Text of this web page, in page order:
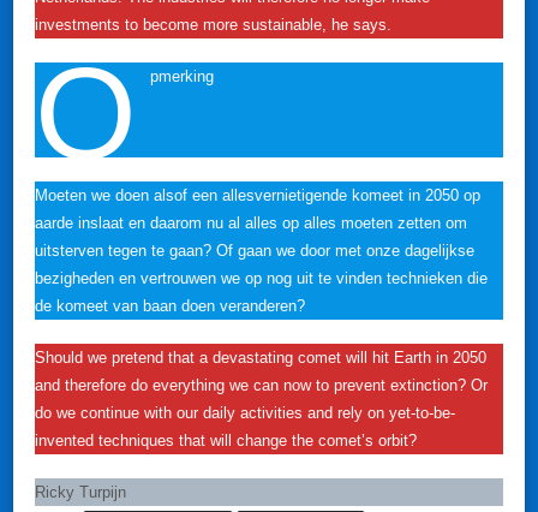
investments to become more sustainable, he says.
O pmerking
Moeten we doen alsof een allesvernietigende komeet in 2050 op
aarde inslaat en daarom nu al alles op alles moeten zetten om
uitsterven tegen te gaan? Of gaan we door met onze dagelijkse
bezigheden en vertrouwen we op nog uit te vinden technieken die
de komeet van baan doen veranderen?
Should we pretend that a devastating comet will hit Earth in 2050
and therefore do everything we can now to prevent extinction? Or
do we continue with our daily activities and rely on yet-to-be-
invented techniques that will change the comet’s orbit?
Ricky Turpijn